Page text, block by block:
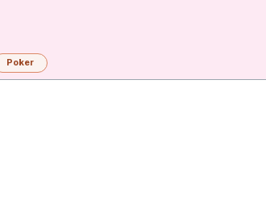
Poker